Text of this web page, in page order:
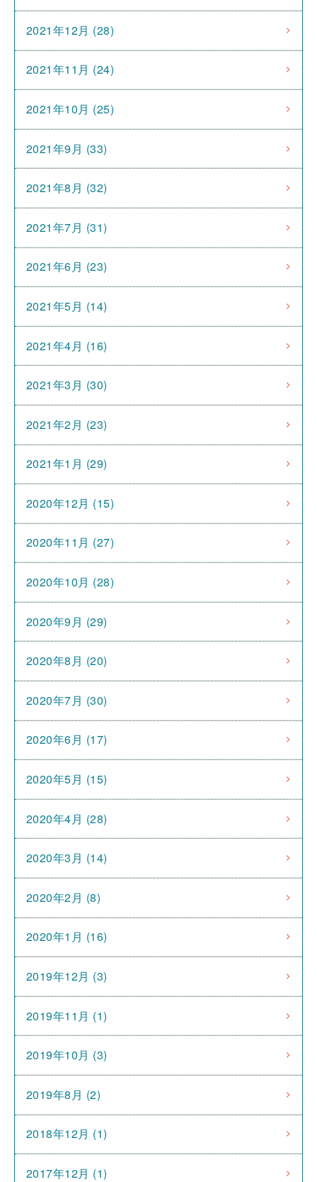
2021年12月 (28)
2021年11月 (24)
2021年10月 (25)
2021年9月 (33)
2021年8月 (32)
2021年7月 (31)
2021年6月 (23)
2021年5月 (14)
2021年4月 (16)
2021年3月 (30)
2021年2月 (23)
2021年1月 (29)
2020年12月 (15)
2020年11月 (27)
2020年10月 (28)
2020年9月 (29)
2020年8月 (20)
2020年7月 (30)
2020年6月 (17)
2020年5月 (15)
2020年4月 (28)
2020年3月 (14)
2020年2月 (8)
2020年1月 (16)
2019年12月 (3)
2019年11月 (1)
2019年10月 (3)
2019年8月 (2)
2018年12月 (1)
2017年12月 (1)